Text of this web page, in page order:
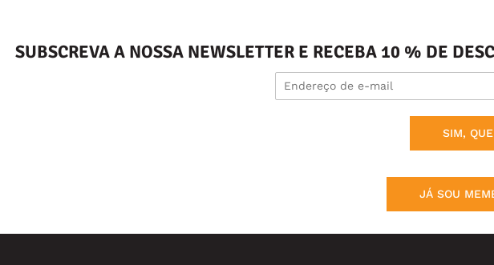
SUBSCREVA A NOSSA NEWSLETTER E RECEBA 10 % DE
SIM,
JÁ SOU